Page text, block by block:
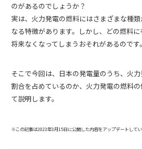
のがあるのでしょうか？
実は、火力発電の燃料にはさまざまな種
なる特徴があります。しかし、どの燃料に
将来なくなってしまうおそれがあるのです。
そこで今回は、日本の発電量のうち、火
割合を占めているのか、火力発電の燃料
て説明します。
※この記事は2023年3月15日に公開した内容をアップデートしてい